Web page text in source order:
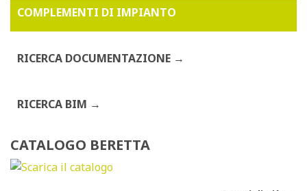
COMPLEMENTI DI IMPIANTO
RICERCA DOCUMENTAZIONE
RICERCA BIM
CATALOGO BERETTA